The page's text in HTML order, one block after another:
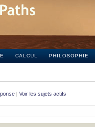
CALCUL PHILOSOPHIE
| Voir les sujets actifs